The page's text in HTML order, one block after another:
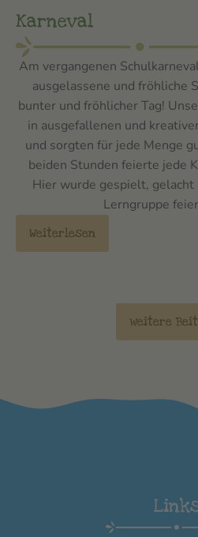
Karneval
Am vergangenen
ausgelassene und fröhliche
bunter und fröhlicher Tag!
in ausgefallenen und
und sorgten für jede Menge
beiden Stunden feierte jede
Hier wurde gespielt, gelacht
Lerngruppe
Weiterlesen
weitere